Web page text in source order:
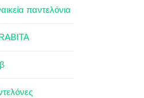
παντελόνια